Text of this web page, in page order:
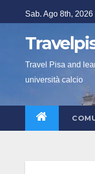
al
contenuto
Sab. Ago 8th, 2026
Travel Pisa and
università calcio